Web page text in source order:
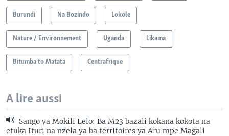
Burundi Na Bozindo Lokole
Nature / Environnement Uganda Likama
Bitumba to Matata Centrafrique
A lire aussi
Sango ya Mokili Lelo: Ba M23 bazali kokana kokota na
etuka Ituri na nzela ya ba territoires ya Aru mpe Magali